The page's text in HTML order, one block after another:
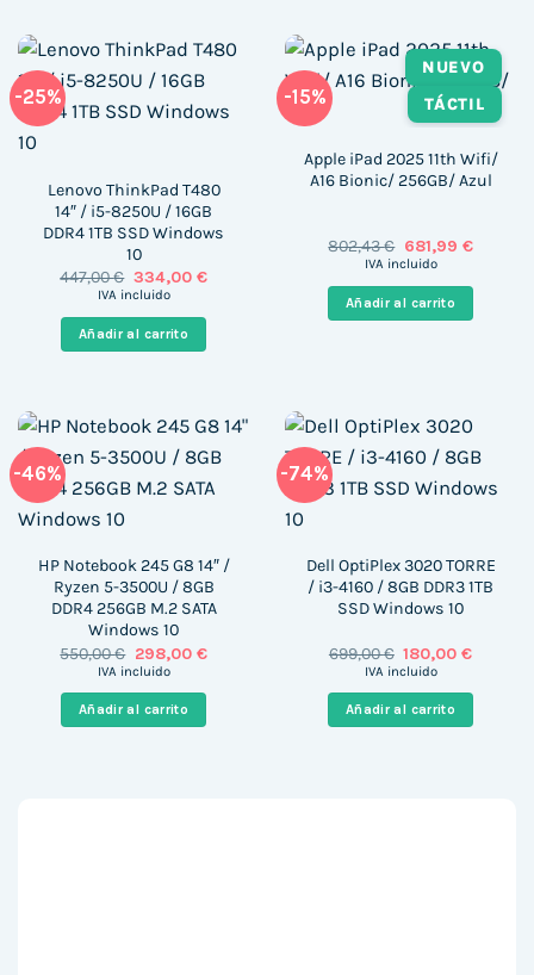
-25%
Lenovo ThinkPad T480
14″ / i5-8250U / 16GB
DDR4 1TB SSD Windows
10
447,00€ El
precio
era:
447,00 €.
334,00 €El
es:
IVA incluido
Añadir al carrito
-15%
NUEVO
TÁCTIL
Apple iPad 2025 11th Wifi/
A16 Bionic/ 256GB/ Azul
802,43€ El
precio
era:
802,43 €.
681,99 €El
es:
IVA incluido
Añadir al carrito
-46%
HP Notebook 245 G8 14″ /
Ryzen 5-3500U / 8GB
DDR4 256GB M.2 SATA
Windows 10
550,00€ El
precio
era:
550,00 €.
298,00 €El
es:
298,00 €.
IVA incluido
Añadir al carrito
-74%
Dell OptiPlex 3020 TORRE
/ i3-4160 / 8GB DDR3 1TB
SSD Windows 10
699,00€ El
precio
era:
699,00 €.
180,00€El
es:
180,00
IVA incluido
Añadir al carrito